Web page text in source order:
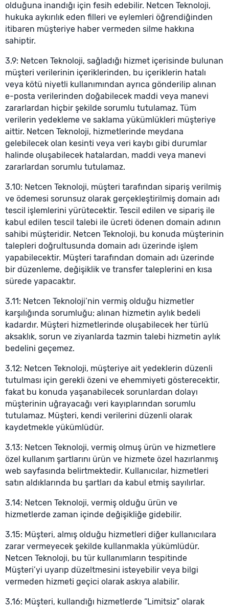
olduğuna inandığı için fesih edebilir. Netcen Teknoloji,
hukuka aykırılık eden filleri ve eylemleri öğrendiğinden
itibaren müşteriye haber vermeden silme hakkına
sahiptir.
3.9: Netcen Teknoloji, sağladığı hizmet içerisinde bulunan
müşteri verilerinin içeriklerinden, bu içeriklerin hatalı
veya kötü niyetli kullanımından ayrıca gönderilip alınan
e-posta verilerinden doğabilecek maddi veya manevi
zararlardan hiçbir şekilde sorumlu tutulamaz. Tüm
verilerin yedekleme ve saklama yükümlükleri müşteriye
aittir. Netcen Teknoloji, hizmetlerinde meydana
gelebilecek olan kesinti veya veri kaybı gibi durumlar
halinde oluşabilecek hatalardan, maddi veya manevi
zararlardan sorumlu tutulamaz.
3.10: Netcen Teknoloji, müşteri tarafından sipariş verilmiş
ve ödemesi sorunsuz olarak gerçekleştirilmiş domain adı
tescil işlemlerini yürütecektir. Tescil edilen ve sipariş ile
kabul edilen tescil talebi ile ücreti ödenen domain adının
sahibi müşteridir. Netcen Teknoloji, bu konuda müşterinin
talepleri doğrultusunda domain adı üzerinde işlem
yapabilecektir. Müşteri tarafından domain adı üzerinde
bir düzenleme, değişiklik ve transfer taleplerini en kısa
sürede yapacaktır.
3.11: Netcen Teknoloji’nin vermiş olduğu hizmetler
karşılığında sorumluğu; alınan hizmetin aylık bedeli
kadardır. Müşteri hizmetlerinde oluşabilecek her türlü
aksaklık, sorun ve ziyanlarda tazmin talebi hizmetin aylık
bedelini geçemez.
3.12: Netcen Teknoloji, müşteriye ait yedeklerin düzenli
tutulması için gerekli özeni ve ehemmiyeti gösterecektir,
fakat bu konuda yaşanabilecek sorunlardan dolayı
müşterinin uğrayacağı veri kayıplarından sorumlu
tutulamaz. Müşteri, kendi verilerini düzenli olarak
kaydetmekle yükümlüdür.
3.13: Netcen Teknoloji, vermiş olmuş ürün ve hizmetlere
özel kullanım şartlarını ürün ve hizmete özel hazırlanmış
web sayfasında belirtmektedir. Kullanıcılar, hizmetleri
satın aldıklarında bu şartları da kabul etmiş sayılırlar.
3.14: Netcen Teknoloji, vermiş olduğu ürün ve
hizmetlerde zaman içinde değişikliğe gidebilir.
3.15: Müşteri, almış olduğu hizmetleri diğer kullanıcılara
zarar vermeyecek şekilde kullanmakla yükümlüdür.
Netcen Teknoloji, bu tür kullanımların tespitinde
Müşteri’yi uyarıp düzeltmesini isteyebilir veya bilgi
vermeden hizmeti geçici olarak askıya alabilir.
3.16: Müşteri, kullandığı hizmetlerde “Limitsiz” olarak